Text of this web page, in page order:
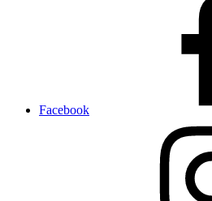
Facebook